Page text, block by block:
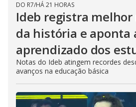
DO R7/HÁ 21 HORAS
Ideb registra
da história e aponta
aprendizado dos
Notas do Ideb atingem recordes
avanços na educação básica